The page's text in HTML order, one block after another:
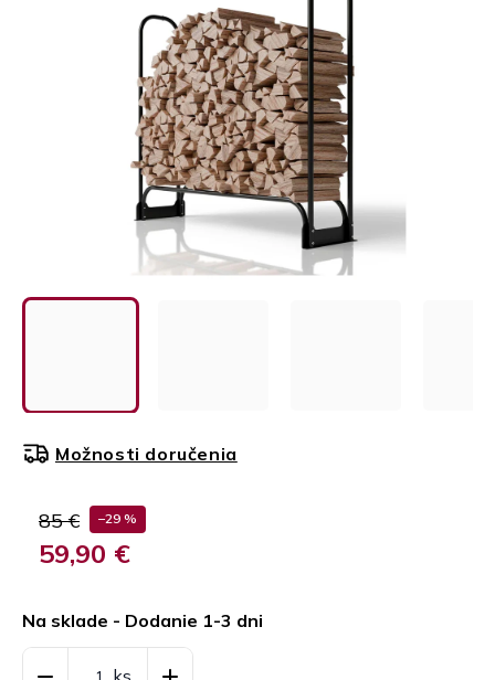
HVIEZDIČIEK.
85 € –29 %
59,90 €
cena:
Na sklade - Dodanie 1-3 dni
Možnosti doručenia